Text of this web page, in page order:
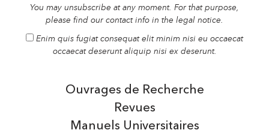
You may unsubscribe at any moment. For that purpose,
please find our contact info in the legal notice.
Enim quis fugiat consequat elit minim nisi eu occaecat
occaecat deserunt aliquip nisi ex deserunt.
Manuels Universitaires
Ouvrages de Recherche
Revues